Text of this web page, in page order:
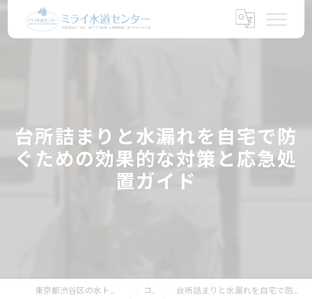
台所詰まりと水漏れを自宅で防
ぐための効果的な対策と応急処
置ガイド
コラム 台所詰まりと水漏れを自宅で防ぐための効果的な対策と応急処置ガイド